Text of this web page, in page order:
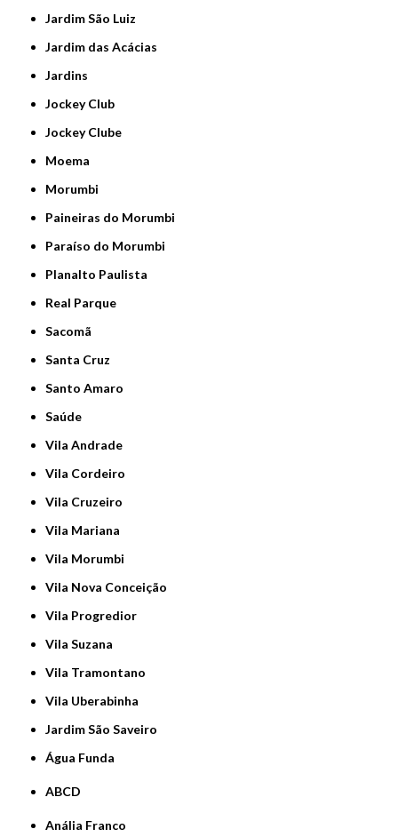
Jardim São Luiz
Jardim das Acácias
Jardins
Jockey Club
Jockey Clube
Moema
Morumbi
Paineiras do Morumbi
Paraíso do Morumbi
Planalto Paulista
Real Parque
Sacomã
Santa Cruz
Santo Amaro
Saúde
Vila Andrade
Vila Cordeiro
Vila Cruzeiro
Vila Mariana
Vila Morumbi
Vila Nova Conceição
Vila Progredior
Vila Suzana
Vila Tramontano
Vila Uberabinha
jardim São Saveiro
Água Funda
ABCD
Anália Franco